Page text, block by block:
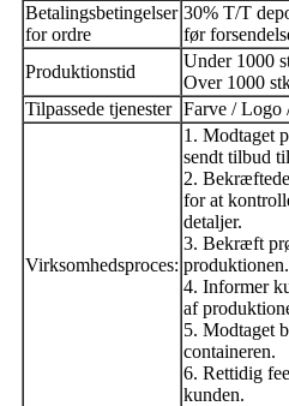
Betalingsbetingelser
for ordre
30% T/T
før
Produktionstid
Under 1000
Over 1000
Tilpassede tjenester Farve / Logo
Virksomhedsproces:
1. Modtaget
sendt tilbud
2.
for at
detaljer.
3. Bekræft
produktionen.
4. Informer
af
5. Modtaget
containeren.
6. Rettidig
kunden.